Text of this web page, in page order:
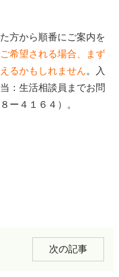
方から順番にご案内を
希望される場合、
まず
るかもしれません。入
：生活相談員までお問
ー４１６４）。
次の記事